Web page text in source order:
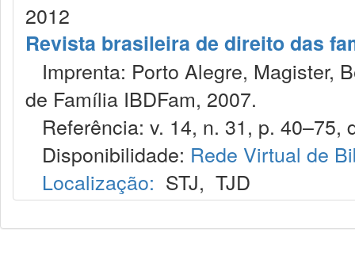
2012
Revista brasileira de direito das
Imprenta: Porto Alegre, Magister,
de Família IBDFam, 2007.
Referência: v. 14, n. 31, p. 40–75,
Disponibilidade: Rede Virtual de
Localização: STJ, TJD